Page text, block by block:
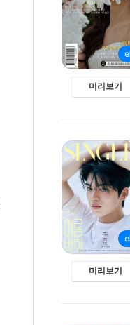
미리보기
미리보기